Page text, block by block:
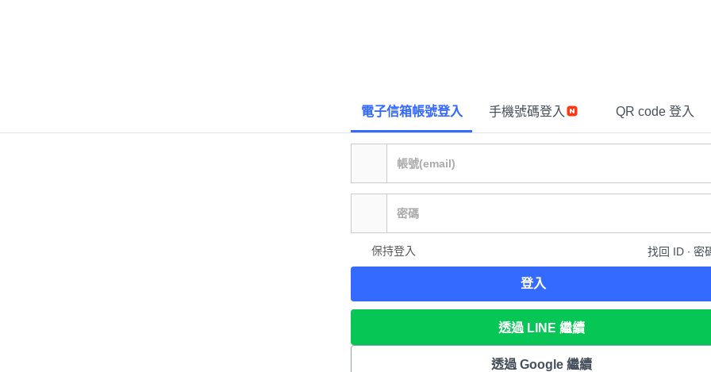
電子信箱帳號登入 手機號碼登入 QR code 登入
保持登入 找回 ID ∙ 密
登入
透過 LINE 繼續
透過 Google 繼續